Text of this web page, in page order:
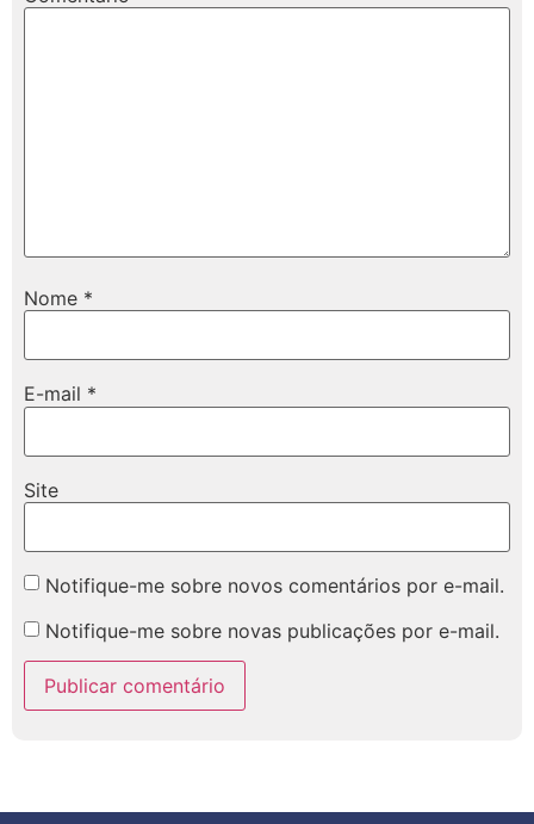
Nome *
E-mail *
Site
Notifique-me sobre novos comentários por e-mail.
Notifique-me sobre novas publicações por e-mail.